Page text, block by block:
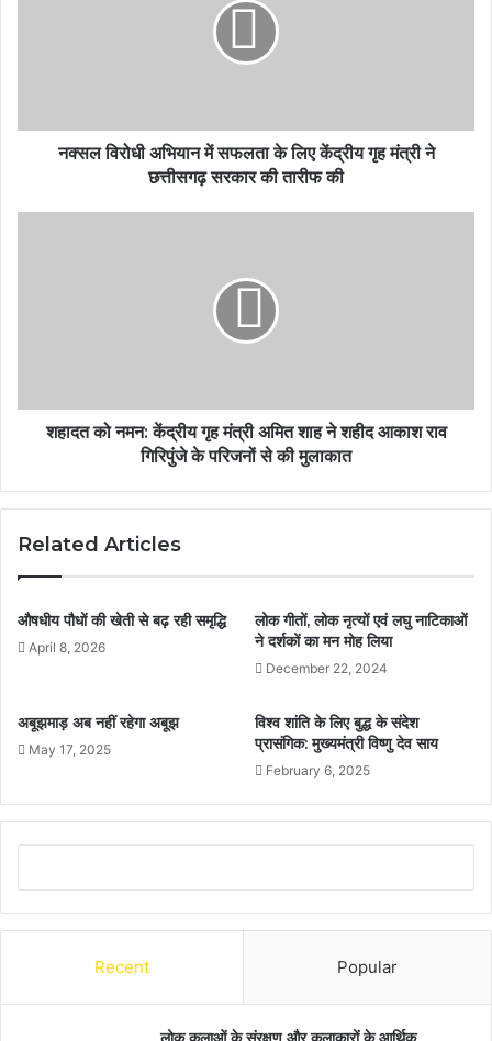
नक्सल विरोधी अभियान में सफलता के लिए केंद्रीय गृह मंत्री ने
छत्तीसगढ़ सरकार की तारीफ की
शहादत को नमन: केंद्रीय गृह मंत्री अमित शाह ने शहीद आकाश राव
गिरिपुंजे के परिजनों से की मुलाकात
Related Articles
औषधीय पौधों की खेती से बढ़ रही समृद्धि
April 8, 2026
लोक गीतों, लोक नृत्यों एवं लघु नाटिकाओं
ने दर्शकों का मन मोह लिया
December 22, 2024
अबूझमाड़ अब नहीं रहेगा अबूझ
May 17, 2025
विश्व शांति के लिए बुद्ध के संदेश
प्रासंगिक: मुख्यमंत्री विष्णु देव साय
February 6, 2025
Recent Popular